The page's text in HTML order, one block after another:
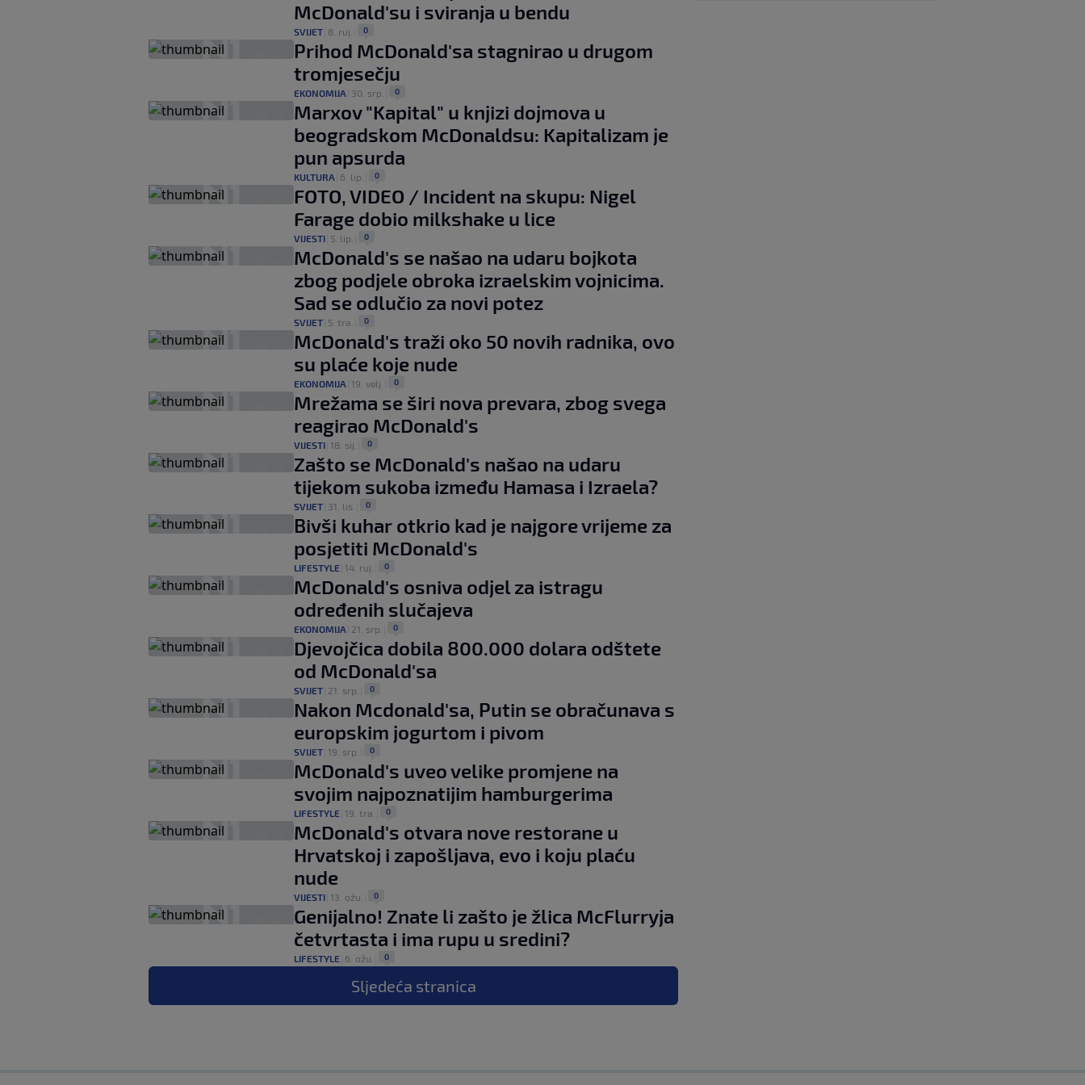
McDonald'su i sviranja u bendu
SVIJET 8. ruj. 0
Prihod McDonald'sa stagnirao u drugom
tromjesečju
EKONOMIJA 30. srp. 0
Marxov "Kapital" u knjizi dojmova u
beogradskom McDonaldsu: Kapitalizam je
pun apsurda
KULTURA 6. lip. 0
FOTO, VIDEO / Incident na skupu: Nigel
Farage dobio milkshake u lice
VIJESTI 5. lip. 0
McDonald's se našao na udaru bojkota
zbog podjele obroka izraelskim vojnicima.
Sad se odlučio za novi potez
SVIJET 5. tra. 0
McDonald's traži oko 50 novih radnika, ovo
su plaće koje nude
EKONOMIJA 19. velj. 0
Mrežama se širi nova prevara, zbog svega
reagirao McDonald's
VIJESTI 18. sij. 0
Zašto se McDonald's našao na udaru
tijekom sukoba između Hamasa i Izraela?
SVIJET 31. lis. 0
Bivši kuhar otkrio kad je najgore vrijeme za
posjetiti McDonald's
LIFESTYLE 14. ruj. 0
McDonald's osniva odjel za istragu
određenih slučajeva
EKONOMIJA 21. srp. 0
Djevojčica dobila 800.000 dolara odštete
od McDonald'sa
SVIJET 21. srp. 0
Nakon Mcdonald'sa, Putin se obračunava s
europskim jogurtom i pivom
SVIJET 19. srp. 0
McDonald's uveo velike promjene na
svojim najpoznatijim hamburgerima
LIFESTYLE 19. tra. 0
McDonald's otvara nove restorane u
Hrvatskoj i zapošljava, evo i koju plaću
nude
VIJESTI 13. ožu. 0
Genijalno! Znate li zašto je žlica McFlurryja
četvrtasta i ima rupu u sredini?
LIFESTYLE 6. ožu. 0
Sljedeća stranica